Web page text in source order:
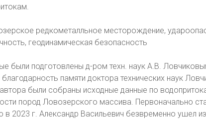
редкометалльное месторождение,
геодинамическая безопасность
были подготовлены д-ром техн. наук А.В.
памяти доктора технических наук
были собраны исходные данные по
пород Ловозерского массива. Первоначально
в 2023 г. Александр Васильевич безвременно ушел